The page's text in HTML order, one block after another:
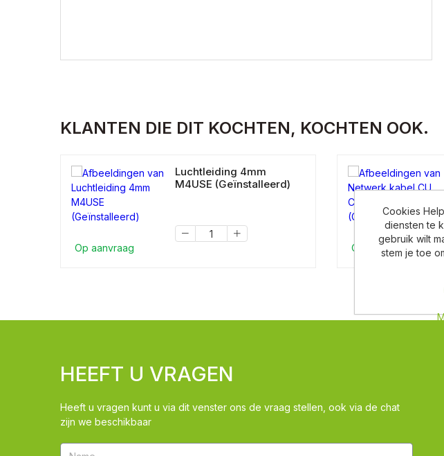
KLANTEN DIE DIT KOCHTEN, KOCHTEN OOK.
Op aanvraag
Luchtleiding 4mm
M4USE (Geïnstalleerd)
Op aanvraag
HEEFT U VRAGEN
Heeft u vragen kunt u via dit venster ons de vraag stellen, ook via de chat
zijn we beschikbaar
Cookies
diensten te
gebruik wilt
stem je toe